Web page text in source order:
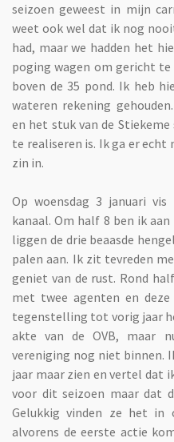
seizoen geweest in mijn
weet ook wel dat ik nog
had, maar we hadden het
poging wagen om gericht te
boven de 35 pond. Ik heb
wateren rekening
en het stuk van de
te realiseren is. Ik ga er echt
zin in.
Op woensdag 3 januari
kanaal. Om half 8 ben ik
liggen de drie beaasde
palen aan. Ik zit tevreden
geniet van de rust. Rond
met twee agenten en
tegenstelling tot vorig jaar
akte van de OVB, maar
vereniging nog niet binnen.
jaar maar zien en vertel dat
voor dit seizoen maar dat
Gelukkig vinden ze het in
alvorens de eerste actie